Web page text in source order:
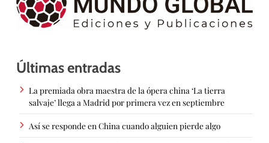
Últimas entradas
La premiada obra maestra de la ópera china ‘La tierra
salvaje’ llega a Madrid por primera vez en septiembre
Así se responde en China cuando alguien pierde algo